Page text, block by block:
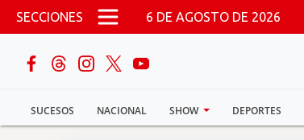
Pasar al contenido principal
SECCIONES 6 DE AGOSTO DE 2026
SUCESOS NACIONAL SHOW DEPORTES
buscar
Sucesos